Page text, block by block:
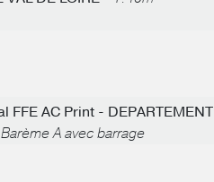
FFE AC Print - DEPARTEMENT
A avec barrage